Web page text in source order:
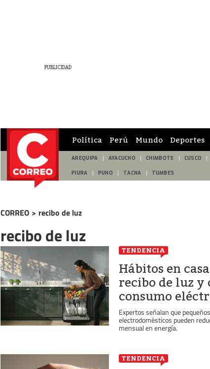
Política Perú Mundo Deportes
AREQUIPA AYACUCHO CHIMBOTE CUSCO
PIURA PUNO TACNA TUMBES
CORREO > recibo de luz
recibo de luz
TENDENCIA
Hábitos en
recibo de luz y
consumo
Expertos señalan que
electrodomésticos pueden
mensual en energía.
TENDENCIA